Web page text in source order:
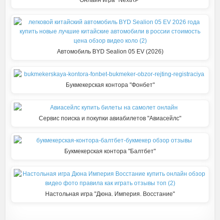
sи
Автомобиль BYD Sealion 05 EV (2026)
Букмекерская контора "Фонбет"
Сервис поиска и покупки авиабилетов "Авиасейлс"
Букмекерская контора "Балтбет"
Настольная игра "Дюна. Империя. Восстание"